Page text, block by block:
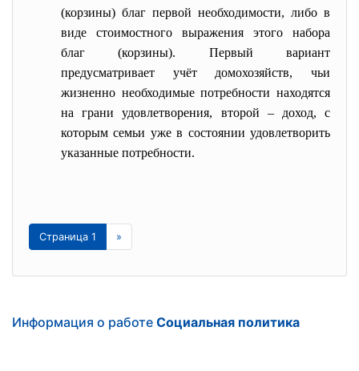
(корзины) благ первой необходимости, либо в
виде стоимостного выражения этого набора
благ (корзины). Первый вариант
предусматривает учёт домохозяйств, чьи
жизненно необходимые потребности находятся
на грани удовлетворения, второй – доход, с
которым семьи уже в состоянии удовлетворить
указанные потребности.
Страница 1 »
Информация о работе Социальная политика